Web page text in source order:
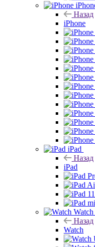
Назад
iPhone
iPad
Назад
iPad
Watch
Назад
Watch